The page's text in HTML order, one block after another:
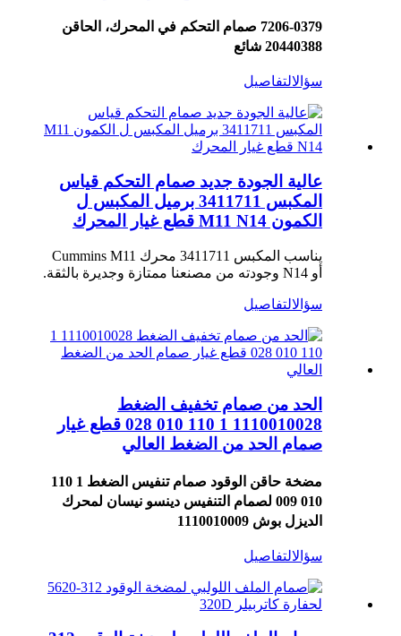
7206-0379 صمام التحكم في المحرك، الحاقن
20440388 شائع
سؤالالتفاصيل
عالية الجودة جديد صمام التحكم قياس
المكبس 3411711 برميل المكبس ل
الكمون M11 N14 قطع غيار المحرك
يناسب المكبس 3411711 محرك Cummins M11
أو N14 وجودته من مصنعنا ممتازة وجديرة بالثقة.
سؤالالتفاصيل
الحد من صمام تخفيف الضغط
1110010028 1 110 010 028 قطع غيار
صمام الحد من الضغط العالي
مضخة حاقن الوقود صمام تنفيس الضغط 1 110
010 009 لصمام التنفيس دينسو نيسان لمحرك
الديزل بوش 1110010009
سؤالالتفاصيل